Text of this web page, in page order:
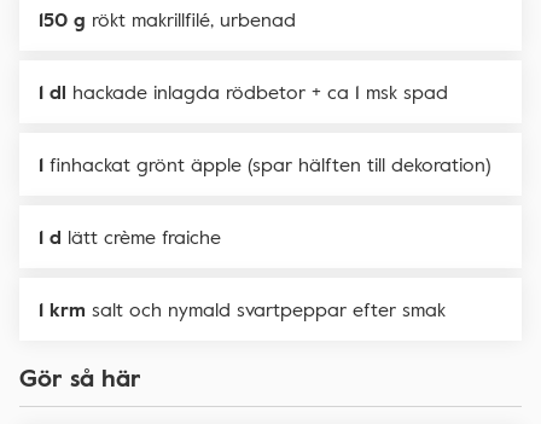
150 g rökt makrillfilé, urbenad
1 dl hackade inlagda rödbetor + ca 1 msk spad
1 finhackat grönt äpple (spar hälften till dekoration)
1 d lätt crème fraiche
1 krm salt och nymald svartpeppar efter smak
Gör så här